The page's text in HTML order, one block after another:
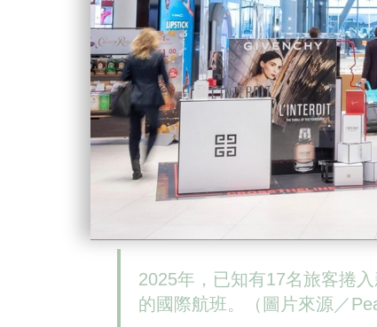
2025年，已知有17名旅客捲
的國際航班。（圖片來源／